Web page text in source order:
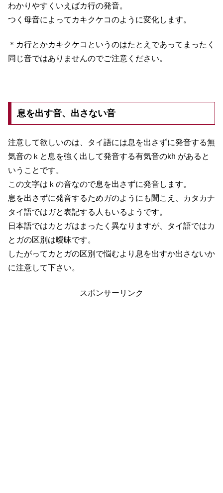
わかりやすくいえばカ行の発音。
つく母音によってカキクケコのように変化します。
＊カ行とかカキクケコというのはたとえであってまったく
同じ音ではありませんのでご注意ください。
息を出す音、出さない音
注意して欲しいのは、タイ語には息を出さずに発音する無
気音のｋと息を強く出して発音する有気音のkh があると
いうことです。
この文字はｋの音なので息を出さずに発音します。
息を出さずに発音するためガのようにも聞こえ、カタカナ
タイ語ではガと表記する人もいるようです。
日本語ではカとガはまったく異なりますが、タイ語ではカ
とガの区別は曖昧です。
したがってカとガの区別で悩むより息を出すか出さないか
に注意して下さい。
スポンサーリンク